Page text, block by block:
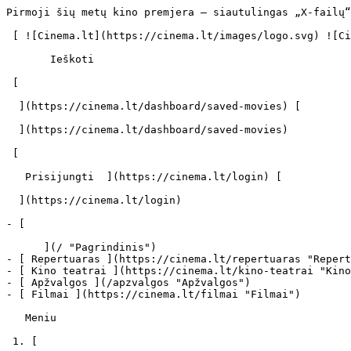
Pirmoji šių metų kino premjera – siautulingas „X-failų“ ir Indianos Džounso lydinys iš Irano - cinema.lt                            Ieškoti     

 [ ![Cinema.lt](https://cinema.lt/images/logo.svg) ![Cinema.lt](https://cinema.lt/images/favicon.svg) ](https://cinema.lt "Cinema.lt")

       Ieškoti     

 [  

  ](https://cinema.lt/dashboard/saved-movies) [  

  ](https://cinema.lt/dashboard/saved-movies)

 [  

   Prisijungti  ](https://cinema.lt/login) [  

  ](https://cinema.lt/login) 

- [  

      ](/ "Pagrindinis")
- [ Repertuaras ](https://cinema.lt/repertuaras "Repertuaras")
- [ Kino teatrai ](https://cinema.lt/kino-teatrai "Kino teatrai")
- [ Apžvalgos ](/apzvalgos "Apžvalgos")
- [ Filmai ](https://cinema.lt/filmai "Filmai")

   Meniu   

 1. [ 

      cinema.lt  ](/)
2. [  Naujienos  ](https://cinema.lt/naujienos)
3. Pirmoji šių metų kino premjera – siautulingas „X-failų“ ir Indianos Džounso lydinys iš Irano

Pirmoji šių metų kino premjera – siautulingas „X-failų“ ir Indianos Džounso lydinys iš Irano
============================================================================================

 Kažkas tarp Quentino Tarantino ir Davido Lyncho. Taip apie stilingą iranietišką filmą „Drakonas atvyksta!" sako kino kritikai, tačiau čia pat priduria, jog ši mistiška istorija yra „kažkas žymiai daugiau" ir nepanaši į nieką, kas iki šiol buvo sukurta Irane. Vieno iš originaliausių praėjusių metų filmų premjera Lietuvoje - sausio 6 dieną. Berlyno kino festivalį sužavėjęs filmas žiūrovus nukelia į 1965-ųjų Iraną, atokią dykumą, kur smėlyje įstrigusiame laive keistomis aplinkybėmis nusižudo politinis kalinys.

Tirti bylos oranžiniu „Chevrolet Impala" atvyksta detektyvas, geologas ir hipis garso režisierius. Greitai trijulė pakliūva į pasaulį, kur realybė maišosi su sapnais, mistika su haliucinacijomis, o konspiracijos teorijos su vietinių gyventojų kalbomis apie drakoną, kuris tūno giliai po žeme.

Elektroninės muzikos lydimas vizualus filmas maišo skirtingas nuotaikas ir žanrus. Detektyvą keičia trileris, trilerį - drama, o vaidybą - „mockumentary". Šalia etnografinių motyvų atsiranda stilingų džentelmenų, o šalia vintažo - šiuolaikinių detalių.

„Supratau, kad vienu žanru istorijos nepapasakosiu, kad tai - nuobodu. Pagalvojau, o kas būtų, jei sudėčiau mokslinę fantastiką, paranoją ir „X-failus" su privačiu sekliu Filipu Marlou, Žiuliu Vernu, Tintinu ir Indiana Džounsu, o tada dar įmaišyčiau Irano kino ir vietinių spalvų?", - apie filmo idėją pasakoja režisierius Mani Haghighi.

Kūrėjas prisipažįsta, jog pirminė idėja sukurti „Drakonas atvyksta!" kilo prieš dvidešimt metų, kai laukdamas eilėje pas kirpėją skaitė laikraštį, kuriame buvo rašoma apie kapinėse rastą didelę, genetiškai modifikuotą gyvatę.

„Didelė gyvatė kapinėse - štai kur prasidėjo mano istorija. Paklausiau savęs, o kas atsitinka, kai ta gyvatė pajuda? Kodėl ji galėtų judėti? Kuo ji minta? Paleidau savo fantaziją darbuotis", - atsimena kūrėjas.

Šiuo metu režisierius M. Haghighi, pasak kino kritikų, yra vienas iš inovatyviausių ir įdomiausių kino balsų Irane. Jų nuomone, naujausias autoriaus filmas išsprūsta iš bet kokių apibrėžimų ir sulaužo ne vieną stereotipą apie iranietišką kiną, kuris daugumai žiūrovų asocijuojasi su lėtais, meditatyviais ir socialines problemas gvildenančiais filmais.

„Šis filmas - tai politinė alegorija, kuri čia pat virsta „film-noir", siaubo, mistikos ir hibridinės dokumentikos žanro reginiu", - teigia Nicholas Bell, portalo „Ioncinema" kino apžvalgininkas.

Už drąsius sprendimus kino kritikai giria ne tik režisierių, tačiau ir išdegusią dykumą puikiai užfiksavusį operatorių, hipnotizuojantį apleisto laisvo interjerą sukūrusį filmo dailininką ir tradicinę muziką su pulsuojančiais šiuolaikiniais ritmais originaliai suliejusį kompozitorių.

 Dalintis

 [